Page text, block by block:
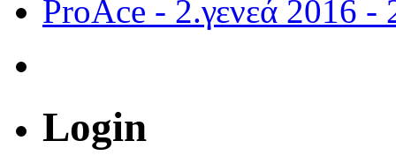
ProAce - 2.γενεά 2016 -
Login